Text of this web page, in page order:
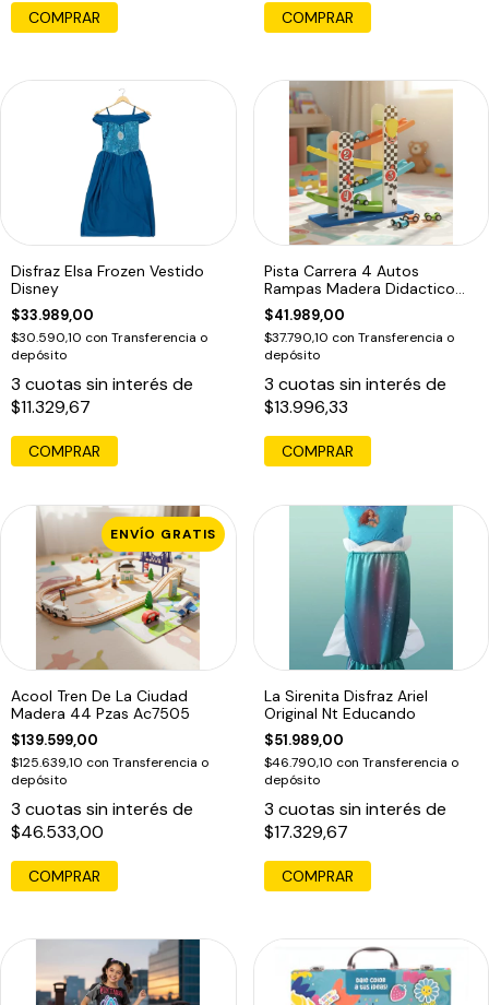
COMPRAR
Disfraz Elsa Frozen Vestido
Disney
$33.989,00
$30.590,10 con Transferencia o
depósito
3 cuotas sin interés de
$11.329,67
COMPRAR
Pista Carrera 4 Autos
Rampas Madera Didactico
Acool Ac6653
$41.989,00
$37.790,10 con Transferencia o
depósito
3 cuotas sin interés de
$13.996,33
COMPRAR
ENVÍO GRATIS
Acool Tren De La Ciudad
Madera 44 Pzas Ac7505
$139.599,00
$125.639,10 con Transferencia o
depósito
3 cuotas sin interés de
$46.533,00
La Sirenita Disfraz Ariel
Original Nt Educando
$51.989,00
$46.790,10 con Transferencia o
depósito
3 cuotas sin interés de
$17.329,67
COMPRAR